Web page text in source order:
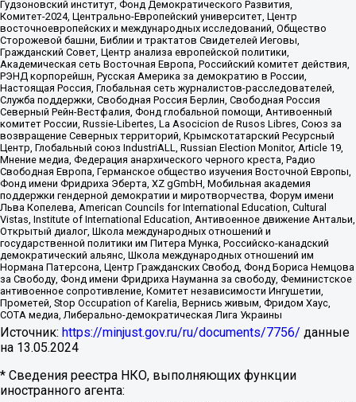
Гудзоновский институт, Фонд Демократического Развития,
Комитет-2024, Центрально-Европейский университет, Центр
восточноевропейских и международных исследований, Общество
Сторожевой башни, Библии и трактатов Свидетелей Иеговы,
Гражданский Совет, Центр анализа европейской политики,
Академическая сеть Восточная Европа, Российский комитет действия,
РЭНД корпорейшн, Русская Америка за демократию в России,
Настоящая Россия, Глобальная сеть журналистов-расследователей,
Служба поддержки, Свободная Россия Берлин, Свободная Россия
Северный Рейн-Вестфалия, Фонд глобальной помощи, Антивоенный
комитет России, Russie-Libertes, La Asocicion de Rusos Libres, Союз за
возвращение Северных территорий, Крымскотатарский Ресурсный
Центр, Глобальный союз IndustriALL, Russian Election Monitor, Article 19,
Мнение медиа, Федерация анархического черного креста, Радио
Свободная Европа, Германское общество изучения Восточной Европы,
Фонд имени Фридриха Эберта, XZ gGmbH, Мобильная академия
поддержки гендерной демократии и миротворчества, Форум имени
Льва Копелева, American Councils for International Education, Cultural
Vistas, Institute of International Education, Антивоенное движение Антальи,
Открытый диалог, Школа международных отношений и
государственной политики им Питера Мунка, Российско-канадский
демократический альянс, Школа международных отношений им
Нормана Патерсона, Центр Гражданских Свобод, Фонд Бориса Немцова
за Свободу, Фонд имени Фридриха Науманна за свободу, Феминистское
антивоенное сопротивление, Комитет независимости Ингушетии,
Прометей, Stop Occupation of Karelia, Вернись живым, Фридом Хаус,
СОТА медиа, Либерально-демократическая Лига Украины
Источник: https://minjust.gov.ru/ru/documents/7756/ данные
на 13.05.2024
* Сведения реестра НКО, выполняющих функции
иностранного агента: